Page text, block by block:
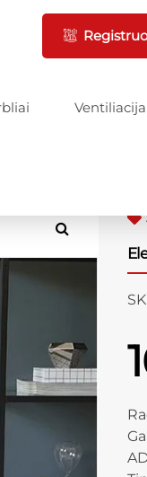
Ventiliacija